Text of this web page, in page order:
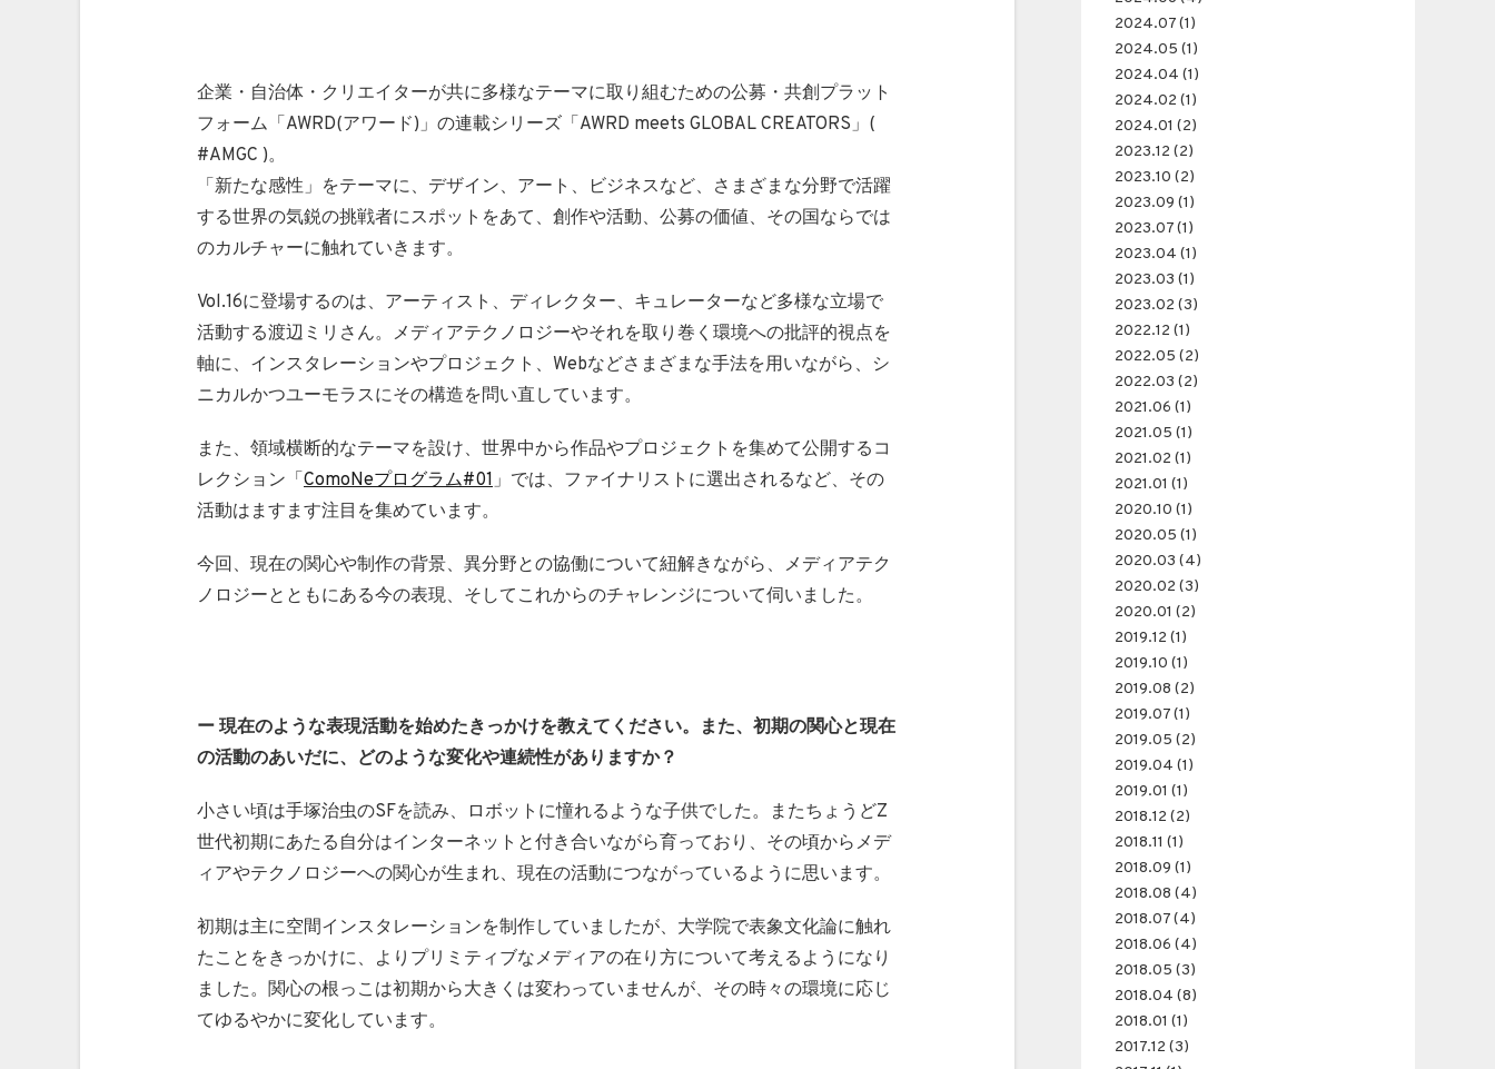
企業・自治体・クリエイターが共に多様なテーマに取り組むための公募・共創プラット
フォーム「AWRD(アワード)」の連載シリーズ「AWRD meets GLOBAL CREATORS」(
#AMGC )。
「新たな感性」をテーマに、デザイン、アート、ビジネスなど、さまざまな分野で活躍
する世界の気鋭の挑戦者にスポットをあて、創作や活動、公募の価値、その国ならでは
のカルチャーに触れていきます。
Vol.16に登場するのは、アーティスト、ディレクター、キュレーターなど多様な立場で
活動する渡辺ミリさん。メディアテクノロジーやそれを取り巻く環境への批評的視点を
軸に、インスタレーションやプロジェクト、Webなどさまざまな手法を用いながら、シ
ニカルかつユーモラスにその構造を問い直しています。
また、領域横断的なテーマを設け、世界中から作品やプロジェクトを集めて公開するコ
レクション「 ComoNeプログラム#01」では、ファイナリストに選出されるなど、その
活動はますます注目を集めています。
今回、現在の関心や制作の背景、異分野との協働について紐解きながら、メディアテク
ノロジーとともにある今の表現、そしてこれからのチャレンジについて伺いました。
ー 現在のような表現活動を始めたきっかけを教えてください。また、初期の関心と現在
の活動のあいだに、どのような変化や連続性がありますか？
小さい頃は手塚治虫のSFを読み、ロボットに憧れるような子供でした。またちょうどZ
世代初期にあたる自分はインターネットと付き合いながら育っており、その頃からメデ
ィアやテクノロジーへの関心が生まれ、現在の活動につながっているように思います。
初期は主に空間インスタレーションを制作していましたが、大学院で表象文化論に触れ
たことをきっかけに、よりプリミティブなメディアの在り方について考えるようになり
ました。関心の根っこは初期から大きくは変わっていませんが、その時々の環境に応じ
てゆるやかに変化しています。
2024.07 (1)
2024.05 (1)
2024.04 (1)
2024.02 (1)
2024.01 (2)
2023.12 (2)
2023.10 (2)
2023.09 (1)
2023.07 (1)
2023.04 (1)
2023.03 (1)
2023.02 (3)
2022.12 (1)
2022.05 (2)
2022.03 (2)
2021.06 (1)
2021.05 (1)
2021.02 (1)
2021.01 (1)
2020.10 (1)
2020.05 (1)
2020.03 (4)
2020.02 (3)
2020.01 (2)
2019.12 (1)
2019.10 (1)
2019.08 (2)
2019.07 (1)
2019.05 (2)
2019.04 (1)
2019.01 (1)
2018.12 (2)
2018.11 (1)
2018.09 (1)
2018.08 (4)
2018.07 (4)
2018.06 (4)
2018.05 (3)
2018.04 (8)
2018.01 (1)
2017.12 (3)